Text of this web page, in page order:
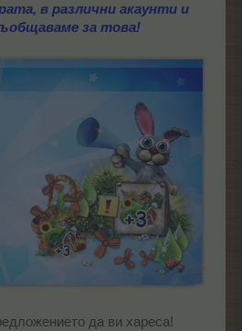
в различни акаунти и
за това!
да ви хареса!